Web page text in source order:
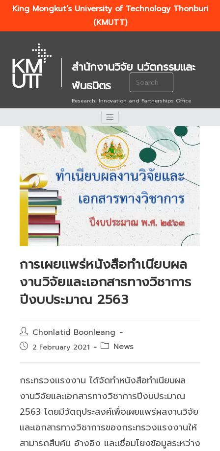
King Mongkut’s University of Technology Thonburi
(KMUTT)
สำนักงานวิจัย นวัตกรรมและ
พันธมิตร
Research, Innovation and Partnerships Office
Search
for:
การเผยแพร่หนังสือทำเนียบผล
งานวิจัยและเอกสารทางวิชาการ
ปีงบประมาณ 2563
Post
author:
Chonlatid Boonleang
Post2 February 2021
PostNews
กระทรวงแรงงาน ได้จัดทำหนังสือทำเนียบผล
งานวิจัยและเอกสารทางวิชาการปีงบประมาณ
2563 โดยมีวัตถุประสงค์เพื่อเผยแพร่ผลงานวิจัย
และเอกสารทางวิชาการของกระทรวงแรงงานให้
สามารถสืบค้น อ้างอิง และเชื่อมโยงข้อมูลระหว่าง